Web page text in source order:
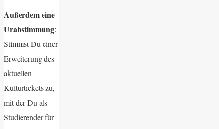
Außerdem eine
Urabstimmung:
Stimmst Du einer
Erweiterung des
aktuellen
Kulturtickets zu,
mit der Du als
Studierender für